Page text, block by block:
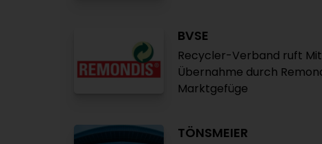
BVSE
Recycler-Verband ruft
Übernahme durch
Marktgefüge
TÖNSMEIER